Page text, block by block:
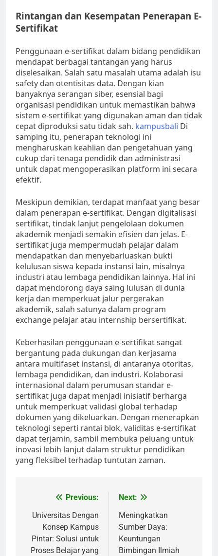
Rintangan dan Kesempatan Penerapan E-
Sertifikat
Penggunaan e-sertifikat dalam bidang pendidikan
mendapat berbagai tantangan yang harus
diselesaikan. Salah satu masalah utama adalah isu
safety dan otentisitas data. Dengan kian
banyaknya serangan siber, esensial bagi
organisasi pendidikan untuk memastikan bahwa
sistem e-sertifikat yang digunakan aman dan tidak
cepat diproduksi satu tidak sah. kampusbali Di
samping itu, penerapan teknologi ini
mengharuskan keahlian dan pengetahuan yang
cukup dari tenaga pendidik dan administrasi
untuk dapat mengoperasikan platform ini secara
efektif.
Meskipun demikian, terdapat manfaat yang besar
dalam penerapan e-sertifikat. Dengan digitalisasi
sertifikat, tindak lanjut pengelolaan dokumen
akademik menjadi semakin efisien dan jelas. E-
sertifikat juga mempermudah pelajar dalam
mendapatkan dan menyebarluaskan bukti
kelulusan siswa kepada instansi lain, misalnya
industri atau lembaga pendidikan lainnya. Hal ini
dapat mendorong daya saing lulusan di dunia
kerja dan memperkuat jalur pergerakan
akademik, salah satunya dalam program
exchange pelajar atau internship bersertifikat.
Keberhasilan penggunaan e-sertifikat sangat
bergantung pada dukungan dan kerjasama
antara multifaset instansi, di antaranya otoritas,
lembaga pendidikan, dan industri. Kolaborasi
internasional dalam perumusan standar e-
sertifikat juga dapat menjadi inisiatif berharga
untuk memperkuat validasi global terhadap
dokumen yang dikeluarkan. Dengan menerapkan
teknologi seperti rantai blok, validitas e-sertifikat
dapat terjamin, sambil membuka peluang untuk
inovasi lebih lanjut dalam struktur pendidikan
yang fleksibel terhadap tuntutan zaman.
navigation
Previous:
Universitas Dengan
Konsep Kampus
Pintar: Solusi untuk
Proses Belajar yang
Next:
Meningkatkan
Sumber Daya:
Keuntungan
Bimbingan Ilmiah